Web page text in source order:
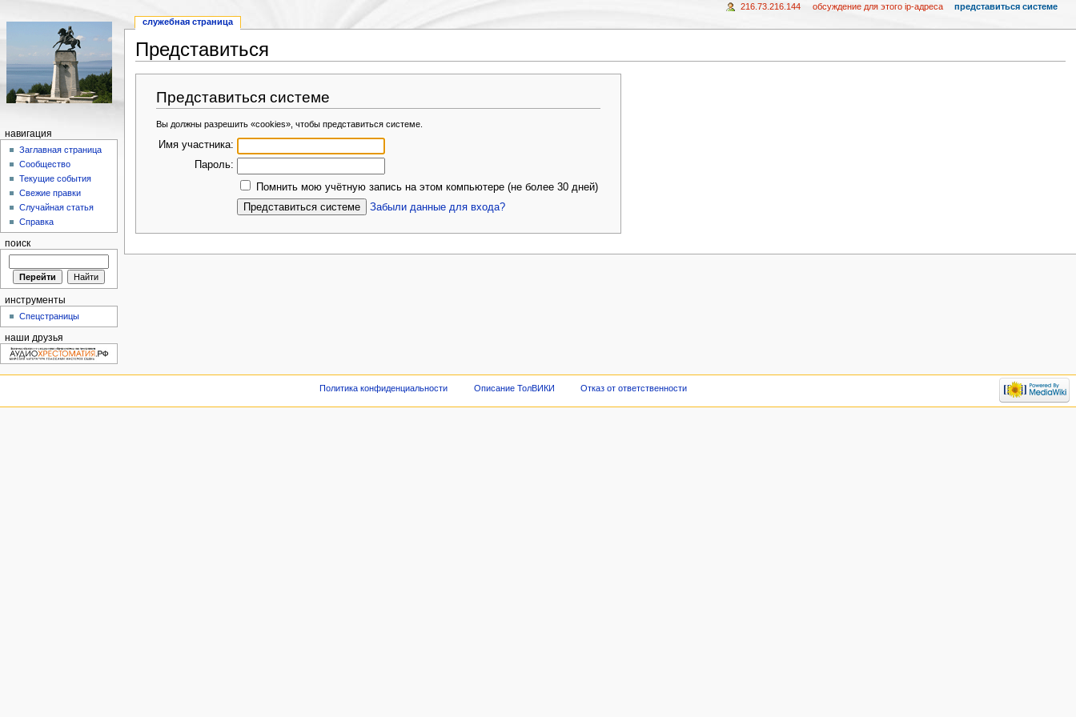
Представиться
Представиться системе
Вы должны разрешить «cookies», чтобы представиться системе.
Имя участника:
Пароль:
Помнить мою учётную запись на этом компьютере (не более 30 дней)
Забыли данные для входа?
служебная страница
216.73.216.144 обсуждение для этого ip-адреса представиться системе
навигация
Заглавная страница
Сообщество
Текущие события
Свежие правки
Случайная статья
Справка
поиск
инструменты
Спецстраницы
наши друзья
Политика конфиденциальности Описание ТолВИКИ Отказ от ответственности